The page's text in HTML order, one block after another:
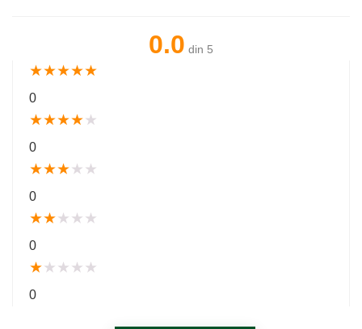
0.0 din 5
★★★★★
0
★★★★★
0
★★★★ ★
0
★★★ ★ ★
0
★★ ★ ★ ★
0